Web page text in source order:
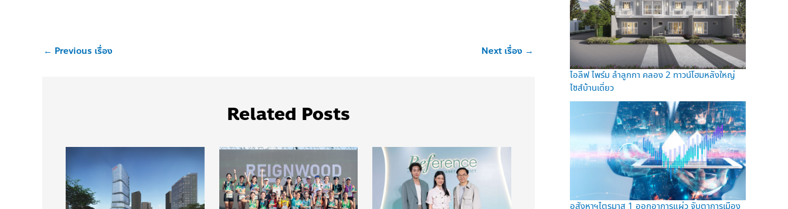
← Previous เรื่อง Next เรื่อง →
Related Posts
ไอลีฟ ไพร์ม ลำลูกกา คลอง 2 ทาวน์โฮมหลังใหญ่
ไซส์บ้านเดี่ยว